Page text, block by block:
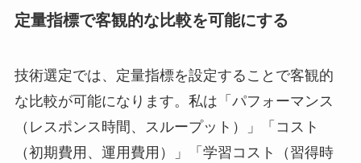
定量指標で客観的な比較を可能にする
技術選定では、定量指標を設定することで客観的
な比較が可能になります。私は「パフォーマンス
（レスポンス時間、スループット）」「コスト
（初期費用、運用費用）」「学習コスト（習得時